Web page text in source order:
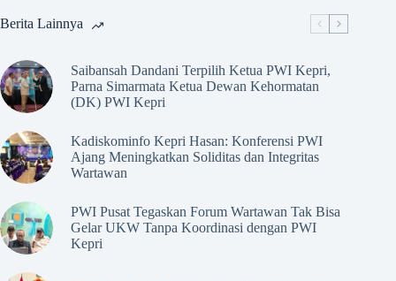
Berita Lainnya
Saibansah Dandani Terpilih Ketua PWI Kepri,
Parna Simarmata Ketua Dewan Kehormatan
(DK) PWI Kepri
Kadiskominfo Kepri Hasan: Konferensi PWI
Ajang Meningkatkan Soliditas dan Integritas
Wartawan
PWI Pusat Tegaskan Forum Wartawan Tak Bisa
Gelar UKW Tanpa Koordinasi dengan PWI
Kepri